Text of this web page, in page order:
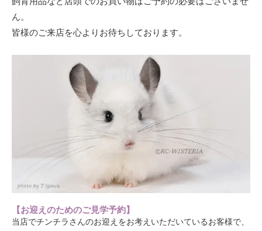
ん。
皆様のご来店を心よりお待ちしております。
【お迎えのためのご見学予約】
当店でチンチラさんのお迎えをお考えいただいているお客様で、